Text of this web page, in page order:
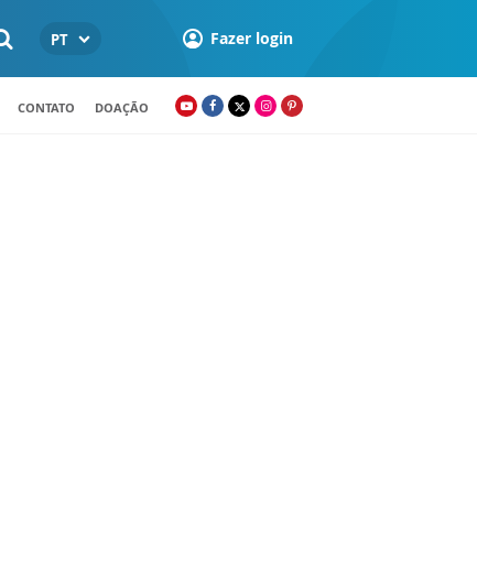
PT Fazer login
CONTATO DOAÇÃO